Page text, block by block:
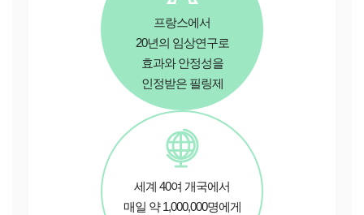
프랑스에서
20년의 임상연구로
효과와 안정성을
인정받은 필링제
세계 40여 개국에서
매일 약 1,000,000명에게